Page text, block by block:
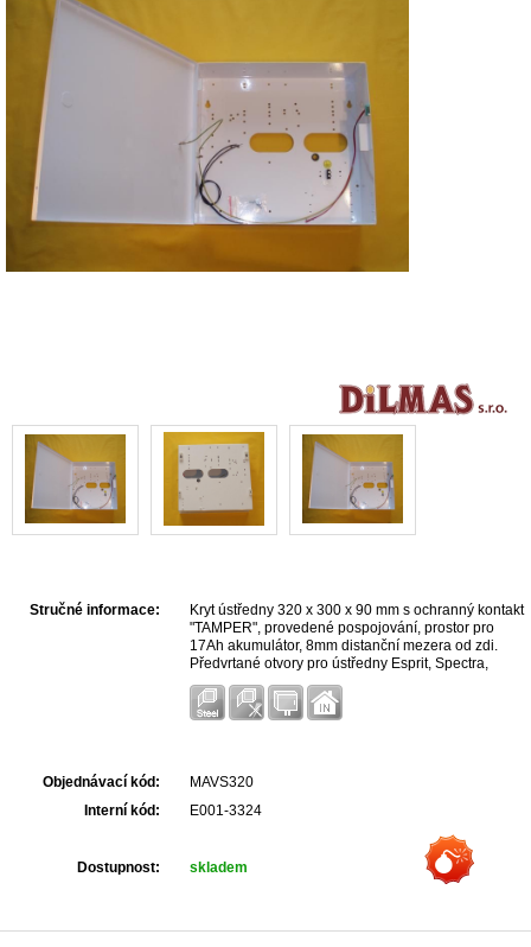
Stručné informace:
Kryt ústředny 320 x 300 x 90 mm s ochranný kontakt
"TAMPER", provedené pospojování, prostor pro
17Ah akumulátor, 8mm distanční mezera od zdi.
Předvrtané otvory pro ústředny Esprit, Spectra,
Digiplex
Objednávací kód:
MAVS320
Interní kód:
E001-3324
Dostupnost: skladem